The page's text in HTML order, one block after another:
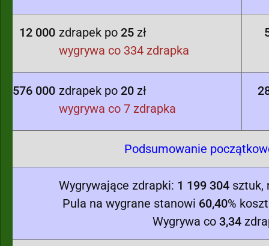
12 000 zdrapek po 25 zł
wygrywa co 334 zdrapka
576 000 zdrapek po 20 zł
wygrywa co 7 zdrapka
Podsumowanie
Wygrywające zdrapki: 1 199 304sztuk,
Pula na wygrane stanowi 60,40%
Wygrywa co 3,34